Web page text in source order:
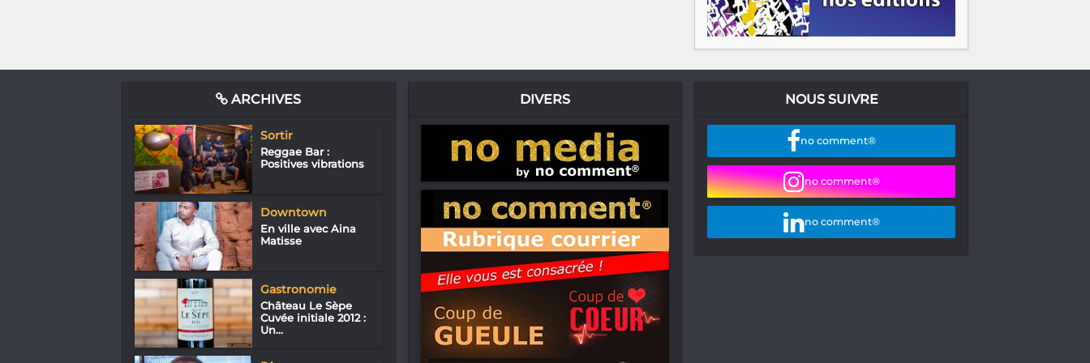
ARCHIVES
Sortir
Reggae Bar :
Positives vibrations
Downtown
En ville avec Aina
Matisse
Gastronomie
Château Le Sèpe
Cuvée initiale 2012 :
Un...
DIVERS NOUS SUIVRE
no comment®
no comment®
no comment®